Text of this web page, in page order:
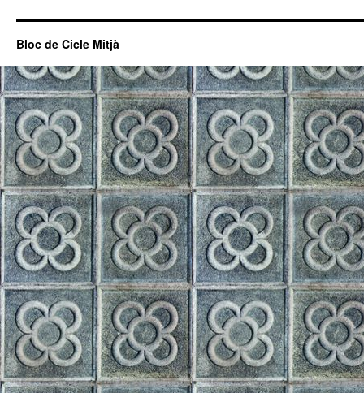
Bloc de Cicle Mitjà